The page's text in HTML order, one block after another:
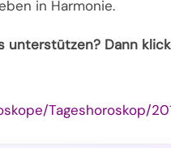
in Harmonie.
unterstützen? Dann
Tageshoroskop/